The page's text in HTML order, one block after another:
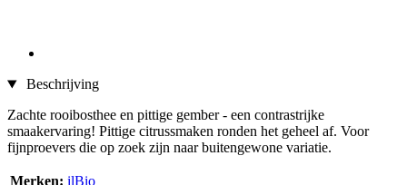
Beschrijving
Zachte rooibosthee en pittige gember - een contrastrijke
smaakervaring! Pittige citrussmaken ronden het geheel af. Voor
fijnproevers die op zoek zijn naar buitengewone variatie.
Merken: ilBio